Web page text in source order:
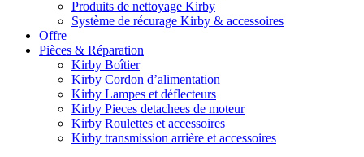
Produits de nettoyage Kirby
Système de récurage Kirby & accessoires
Offre
Pièces & Réparation
Kirby Boîtier
Kirby Cordon d’alimentation
Kirby Lampes et déflecteurs
Kirby Pieces detachees de moteur
Kirby Roulettes et accessoires
Kirby transmission arrière et accessoires